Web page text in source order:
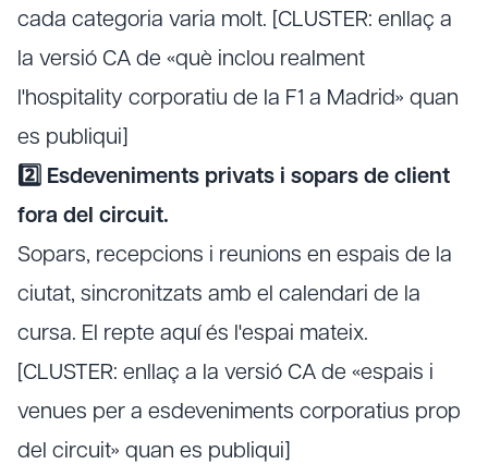
cada categoria varia molt. [CLUSTER: enllaç a
la versió CA de «què inclou realment
l'hospitality corporatiu de la F1 a Madrid» quan
es publiqui]
2️⃣ Esdeveniments privats i sopars de client
fora del circuit.
Sopars, recepcions i reunions en espais de la
ciutat, sincronitzats amb el calendari de la
cursa. El repte aquí és l'espai mateix.
[CLUSTER: enllaç a la versió CA de «espais i
venues per a esdeveniments corporatius prop
del circuit» quan es publiqui]